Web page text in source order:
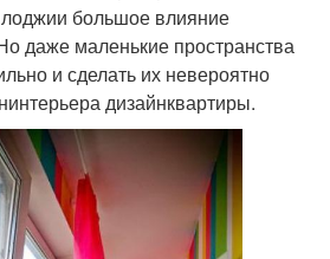
большое влияние
даже маленькие пространства
и сделать их невероятно
дизайнквартиры.